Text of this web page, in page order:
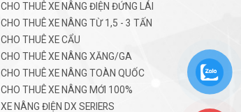
CHO THUÊ XE NÂNG ĐIỆN ĐỨNG LÁI
CHO THUÊ XE NÂNG TỪ 1,5 - 3 TẤN
CHO THUÊ XE CẨU
CHO THUÊ XE NÂNG XĂNG/GA
CHO THUÊ XE NÂNG TOÀN QUỐC
CHO THUÊ XE NÂNG MỚI 100%
XE NÂNG ĐIỆN DX SERIERS